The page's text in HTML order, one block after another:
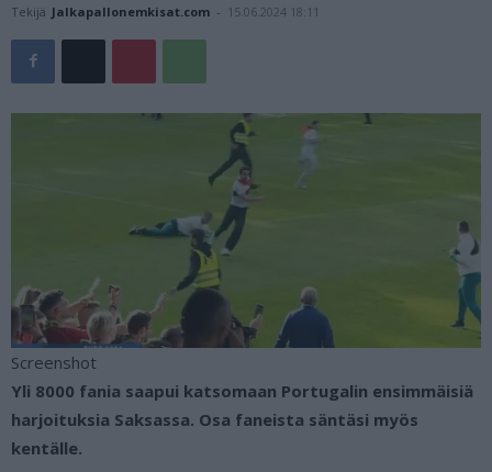
Tekijä Jalkapallonemkisat.com - 15.06.2024 18:11
Screenshot
Yli 8000 fania saapui katsomaan Portugalin ensimmäisiä
harjoituksia Saksassa. Osa faneista säntäsi myös
kentälle.